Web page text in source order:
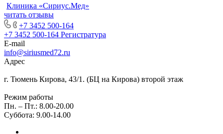
Клиника «Сириус.Мед»
читать отзывы
+7 3452 500-164
+7 3452 500-164 Регистратура
E-mail
info@siriusmed72.ru
Адрес
г. Тюмень Кирова, 43/1. (БЦ на Кирова) второй этаж
Режим работы
Пн. – Пт.: 8.00-20.00
Суббота: 9.00-14.00